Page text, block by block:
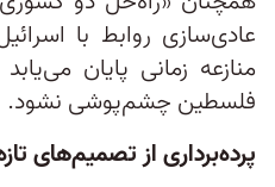
عادی‌سازی روابط با
منازعه زمانی پایان
فلسطین چشم‌پوشی نشود.
پرده‌برداری از تصمیم‌های